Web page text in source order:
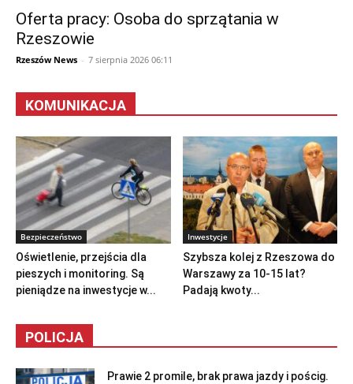
Oferta pracy: Osoba do sprzątania w
Rzeszowie
Rzeszów News - 7 sierpnia 2026 06:11
KOMUNIKACJA
Bezpieczeństwo
Oświetlenie, przejścia dla
pieszych i monitoring. Są
pieniądze na inwestycje w...
Inwestycje
Szybsza kolej z Rzeszowa do
Warszawy za 10-15 lat?
Padają kwoty...
POLICJA
Prawie 2 promile, brak prawa jazdy i pościg.